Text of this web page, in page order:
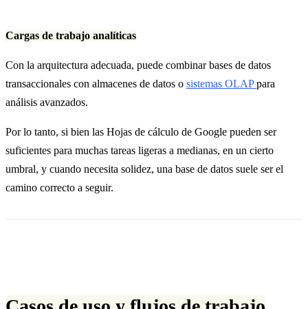
Cargas de trabajo analíticas
Con la arquitectura adecuada, puede combinar bases de datos
transaccionales con almacenes de datos o sistemas OLAP para
análisis avanzados.
Por lo tanto, si bien las Hojas de cálculo de Google pueden ser
suficientes para muchas tareas ligeras a medianas, en un cierto
umbral, y cuando necesita solidez, una base de datos suele ser el
camino correcto a seguir.